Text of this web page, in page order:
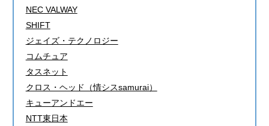
NEC VALWAY
SHIFT
ジェイズ・テクノロジー
コムチュア
タスネット
クロス・ヘッド（情シスsamurai）
キューアンドエー
NTT東日本